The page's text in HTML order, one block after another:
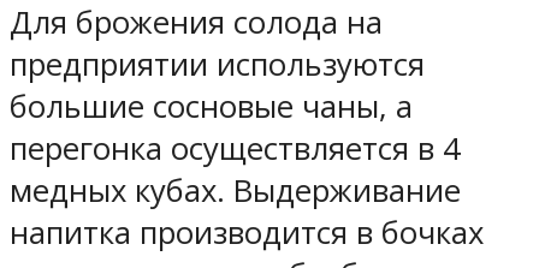
Для брожения солода на
предприятии используются
большие сосновые чаны, а
перегонка осуществляется в 4
медных кубах. Выдерживание
напитка производится в бочках